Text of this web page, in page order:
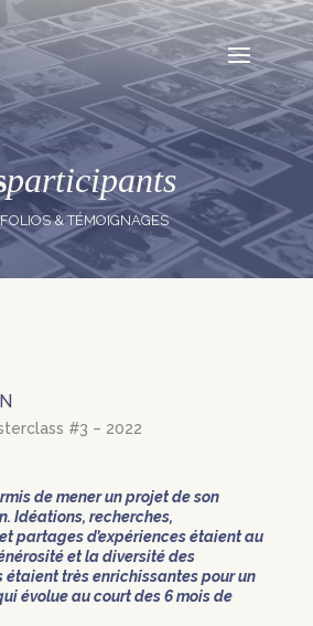
participants
& TÉMOIGNAGES
#3 – 2022
de mener un projet de son
Idéations, recherches,
partages d’expériences étaient au
et la diversité des
très enrichissantes pour un
évolue au court des 6 mois de